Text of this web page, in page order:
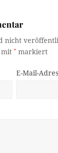
nicht
mit* markiert
E-Mail-